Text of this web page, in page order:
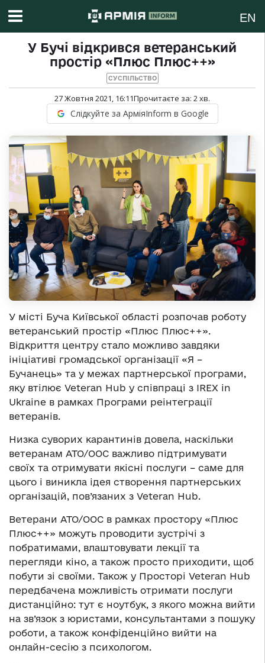
EN
У Бучі відкрився ветеранський
простір «Плюс Плюс++»
СУСПІЛЬСТВО
27 Жовтня 2021, 16:11Прочитаєте за: 2хв.
Слідкуйте за АрміяInform в Google
У місті Буча Київської області розпочав роботу
ветеранський простір «Плюс Плюс++».
Відкриття центру стало можливо завдяки
ініціативі громадської організації «Я –
Бучанець» та у межах партнерської програми,
яку втілює Veteran Hub у співпраці з IREX in
Ukraine в рамках Програми реінтеграції
ветеранів.
Низка суворих карантинів довела, наскільки
ветеранам АТО/ООС важливо підтримувати
своїх та отримувати якісні послуги – саме для
цього і виникла ідея створення партнерських
організацій, пов’язаних з Veteran Hub.
Ветерани АТО/ООС в рамках простору «Плюс
Плюс++» можуть проводити зустрічі з
побратимами, влаштовувати лекції та
перегляди кіно, а також просто приходити, щоб
побути зі своїми. Також у Просторі Veteran Hub
передбачена можливість отримати послуги
дистанційно: тут є ноутбук, з якого можна вийти
на зв’язок з юристами, консультантами з пошуку
роботи, а також конфіденційно вийти на
онлайн-сесію з психологом.